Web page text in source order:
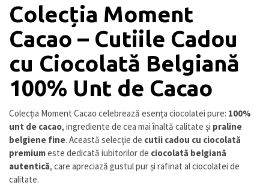
Colecția Moment
Cacao – Cutiile Cadou
cu Ciocolată Belgiană
100% Unt de Cacao
Colecția Moment Cacao celebrează esența ciocolatei pure: 100%
unt de cacao, ingrediente de cea mai înaltă calitate și praline
belgiene fine. Această selecție de cutii cadou cu ciocolată
premiumeste dedicată iubitorilor de ciocolată belgiană
autentică, care apreciază gustul pur și rafinat al ciocolatei de
calitate.